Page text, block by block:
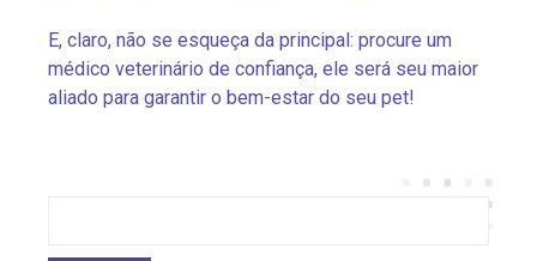
E, claro, não se esqueça da principal: procure um
médico veterinário de confiança, ele será seu maior
aliado para garantir o bem-estar do seu pet!